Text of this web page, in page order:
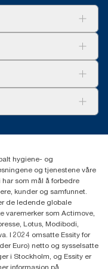
hygiene- og
og tjenestene våre
som mål å forbedre
kunder og samfunnet.
de ledende globale
varemerker som Actimove,
Lotus, Modibodi,
I 2024 omsatte Essity for
Euro) netto og sysselsatte
i Stockholm, og Essity er
informasjon på